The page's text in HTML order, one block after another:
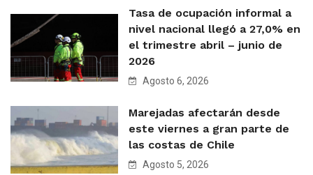
Tasa de ocupación informal a
nivel nacional llegó a 27,0% en
el trimestre abril – junio de
2026
Agosto 6, 2026
Marejadas afectarán desde
este viernes a gran parte de
las costas de Chile
Agosto 5, 2026